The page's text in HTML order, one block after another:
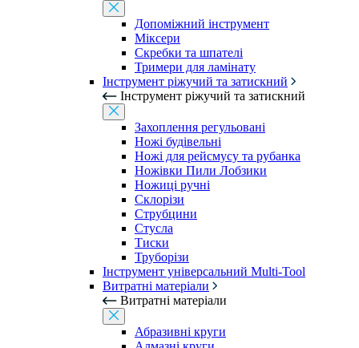
Допоміжний інструмент
Міксери
Скребки та шпателі
Тримери для ламінату
Інструмент ріжучий та затискний
Інструмент ріжучий та затискний
Захоплення регульовані
Ножі будівельні
Ножі для рейсмусу та рубанка
Ножівки Пили Лобзики
Ножиці ручні
Склорізи
Струбцини
Стусла
Тиски
Труборізи
Інструмент універсальний Multi-Tool
Витратні матеріали
Витратні матеріали
Абразивні круги